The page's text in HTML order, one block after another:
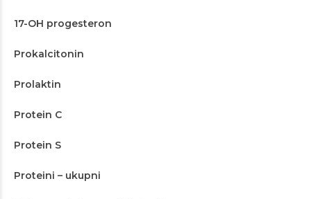
17-OH progesteron
Prokalcitonin
Prolaktin
Protein C
Protein S
Proteini – ukupni